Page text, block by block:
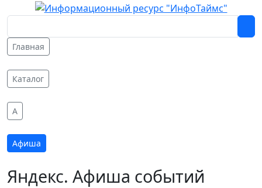
Главная
Каталог
A
Афиша
Яндекс. Афиша событий